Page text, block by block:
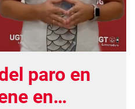
paro en
en